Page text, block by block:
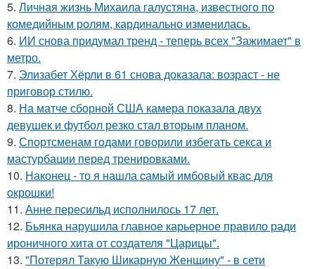
5. Личная жизнь Михаила галустяна, известного по
комедийным ролям, кардинально изменилась.
6. ИИ снова придумал тренд - теперь всех "Зажимает" в
метро.
7. Элизабет Хёрли в 61 снова доказала: возраст - не
приговор стилю.
8. На матче сборной США камера показала двух
девушек и футбол резко стал вторым планом.
9. Спортсменам годами говорили избегать секса и
мастурбации перед тренировками.
10. Наконец - то я нашла cамый имбовый кваc для
oкрошки!
11. Анне пересильд исполнилось 17 лет.
12. Бьянка нарушила главное карьерное правило ради
ироничного хита от создателя "Царицы".
13. "Потерял Такую Шикарную Женщину" - в сети